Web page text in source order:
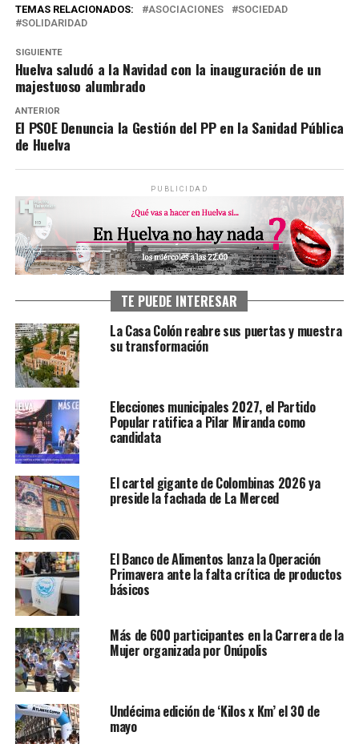
TEMAS RELACIONADOS: ASOCIACIONES
SOCIEDAD
SOLIDARIDAD
SIGUIENTE
Huelva saludó a la Navidad con la inauguración de un
majestuoso alumbrado
ANTERIOR
El PSOE Denuncia la Gestión del PP en la Sanidad Pública
de Huelva
PUBLICIDAD
TE PUEDE INTERESAR
La Casa Colón reabre sus puertas y muestra
su transformación
Elecciones municipales 2027, el Partido
Popular ratifica a Pilar Miranda como
candidata
El cartel gigante de Colombinas 2026 ya
preside la fachada de La Merced
El Banco de Alimentos lanza la Operación
Primavera ante la falta crítica de productos
básicos
Más de 600 participantes en la Carrera de la
Mujer organizada por Onúpolis
Undécima edición de ‘Kilos x Km’ el 30 de
mayo